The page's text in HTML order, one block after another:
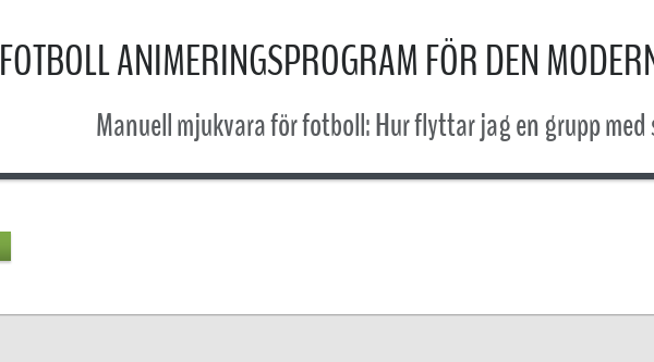
FOTBOLL ANIMERINGSPROGRAM FÖR DEN
Manuell mjukvara för fotboll: Hur flyttar jag en grupp med